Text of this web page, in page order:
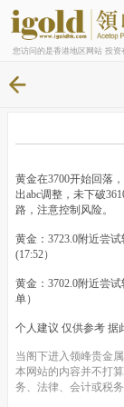
您访问的是香港地区网站 投资
黄金在3700开始回落
出abc调整，未下破
路，注意控制风险。
黄金：3723.0附近尝试
(17:52）
黄金：3702.0附近尝
单）
个人建议 仅供参考 据
当阁下进入领峰贵金
本网站的内容并不打
务、法律、会计或税